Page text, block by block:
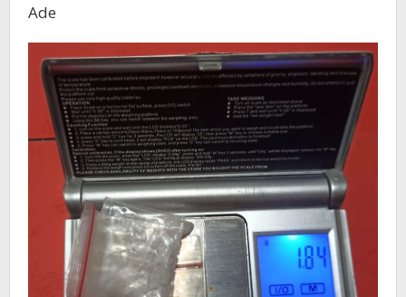
Ade